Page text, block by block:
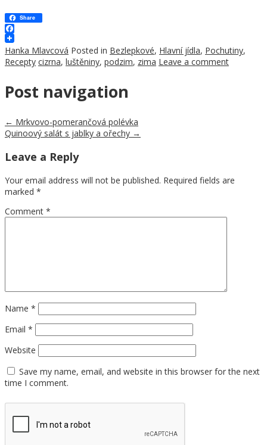
Share
Facebook
Hanka Mlavcová Posted in Bezlepkové, Hlavní jídla, Pochutiny,
Recepty cizrna, luštěniny, podzim, zima Leave a comment
Post navigation
← Mrkvovo-pomerančová polévka
Quinoový salát s jablky a ořechy →
Leave a Reply
Your email address will not be published. Required fields are
marked *
Comment *
Name *
Email *
Website
Save my name, email, and website in this browser for the next
time I comment.